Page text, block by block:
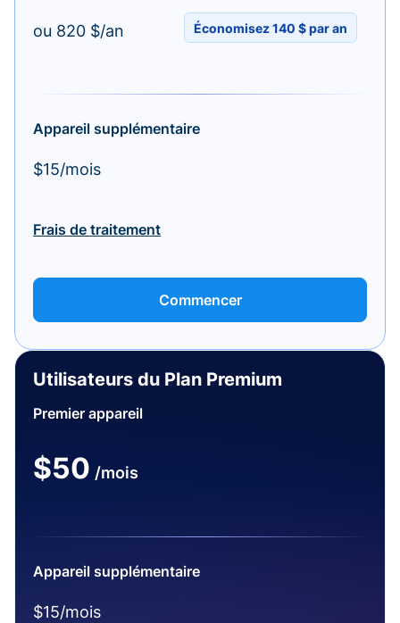
ou 820 $/an Économisez 140 $ par an
Appareil supplémentaire
$15/mois
Frais de traitement
Commencer
Utilisateurs du Plan Premium
Premier appareil
$50 /mois
Appareil supplémentaire
$15/mois